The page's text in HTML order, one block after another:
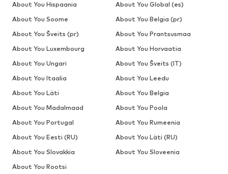
About You Hispaania
About You Global (es)
About You Soome
About You Belgia (pr)
About You Šveits (pr)
About You Prantsusmaa
About You Luxembourg
About You Horvaatia
About You Ungari
About You Šveits (IT)
About You Itaalia
About You Leedu
About You Läti
About You Belgia
About You Madalmaad
About You Poola
About You Portugal
About You Rumeenia
About You Eesti (RU)
About You Läti (RU)
About You Slovakkia
About You Sloveenia
About You Rootsi